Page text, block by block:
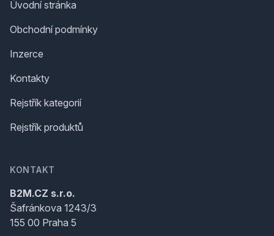
Úvodní stránka
Obchodní podmínky
Inzerce
Kontakty
Rejstřík kategorií
Rejstřík produktů
KONTAKT
B2M.CZ s.r.o.
Šafránkova 1243/3
155 00 Praha 5